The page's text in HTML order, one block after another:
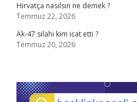
Hirvatça nasılsın ne demek ?
Temmuz 22, 2026
Ak-47 silahı kim icat etti ?
Temmuz 20, 2026